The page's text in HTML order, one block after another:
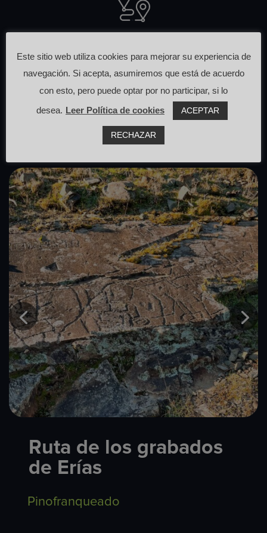
que pasan cerca de aquí
Ruta de los grabados
de Erías
Pinofranqueado
Este sitio web utiliza cookies para mejorar su experiencia de
navegación. Si acepta, asumiremos que está de acuerdo
con esto, pero puede optar por no participar, si lo
desea. Leer Política de cookies ACEPTAR
RECHAZAR